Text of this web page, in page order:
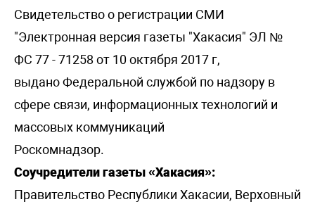
Свидетельство о регистрации СМИ
"Электронная версия газеты "Хакасия" ЭЛ №
ФС 77 - 71258 от 10 октября 2017 г,
выдано Федеральной службой по надзору в
сфере связи, информационных технологий и
массовых коммуникаций
Роскомнадзор.
Соучредители газеты «Хакасия»:
Правительство Республики Хакасии, Верховный